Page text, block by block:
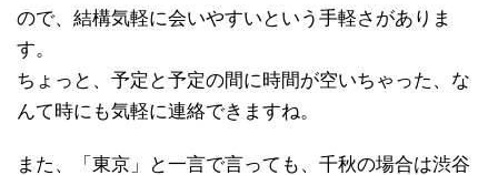
ので、結構気軽に会いやすいという手軽さがありま
す。
ちょっと、予定と予定の間に時間が空いちゃった、な
んて時にも気軽に連絡できますね。
また、「東京」と一言で言っても、千秋の場合は渋谷